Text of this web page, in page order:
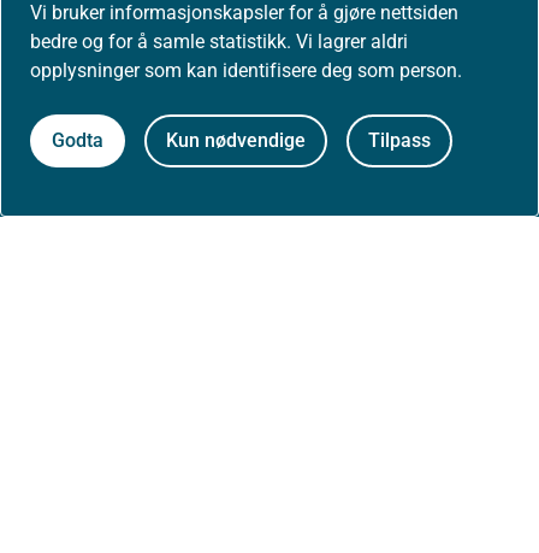
Vi bruker informasjonskapsler for å gjøre nettsiden
bedre og for å samle statistikk. Vi lagrer aldri
opplysninger som kan identifisere deg som person.
Godta Kun nødvendige Tilpass
Presse
Om nettstedet
Personvernerklæring